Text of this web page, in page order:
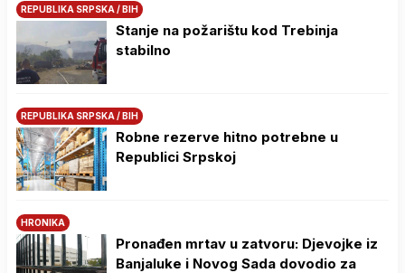
REPUBLIKA SRPSKA / BIH
Stanje na požarištu kod Trebinja
stabilno
REPUBLIKA SRPSKA / BIH
Robne rezerve hitno potrebne u
Republici Srpskoj
HRONIKA
Pronađen mrtav u zatvoru: Djevojke iz
Banjaluke i Novog Sada dovodio za